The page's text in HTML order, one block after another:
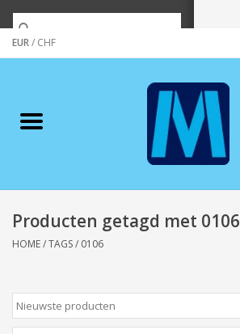
EUR/ CHF
Merken
Wonen/koken/huishouden
Wenskaarten
Producten getagd met 0106
HOME/TAGS/ 0106